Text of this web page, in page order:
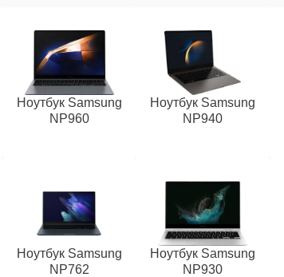
Ноутбук Samsung
NP960
Ноутбук Samsung
NP940
Ноутбук Samsung
NP762
Ноутбук Samsung
NP930